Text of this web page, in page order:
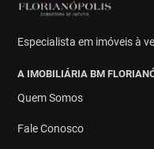
Especialista em imóveis à
A IMOBILIÁRIA BM
Quem Somos
Fale Conosco